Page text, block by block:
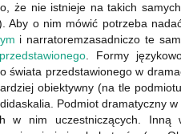
że nie istnieje na takich
Aby o nim mówić potrzeba
i narratoremzasadniczo te
. Formy
przedstawionego w
obiektywny (na tle
Podmiot dramatyczny
w nim uczestniczących. Inną